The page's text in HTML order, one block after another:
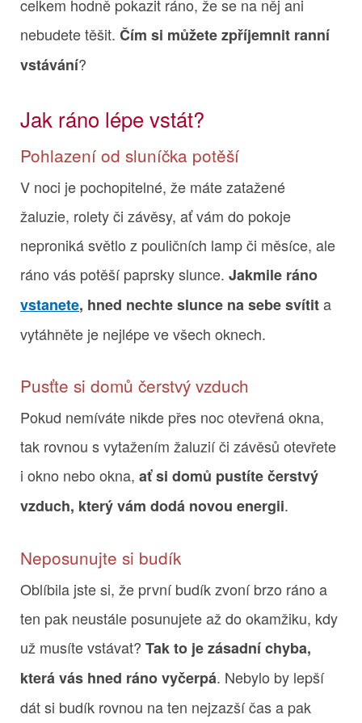
celkem hodně pokazit ráno, že se na něj ani
nebudete těšit. Čím si můžete zpříjemnit ranní
vstávání?
Jak ráno lépe vstát?
Pohlazení od sluníčka potěší
V noci je pochopitelné, že máte zatažené
žaluzie, rolety či závěsy, ať vám do pokoje
neproniká světlo z pouličních lamp či měsíce, ale
ráno vás potěší paprsky slunce. Jakmile ráno
vstanete, hned nechte slunce na sebe svítita
vytáhněte je nejlépe ve všech oknech.
Pusťte si domů čerstvý vzduch
Pokud nemíváte nikde přes noc otevřená okna,
tak rovnou s vytažením žaluzií či závěsů otevřete
i okno nebo okna, ať si domů pustíte čerstvý
vzduch, který vám dodá novou energii.
Neposunujte si budík
Oblíbila jste si, že první budík zvoní brzo ráno a
ten pak neustále posunujete až do okamžiku, kdy
už musíte vstávat? Tak to je zásadní chyba,
která vás hned ráno vyčerpá. Nebylo by lepší
dát si budík rovnou na ten nejzazší čas a pak